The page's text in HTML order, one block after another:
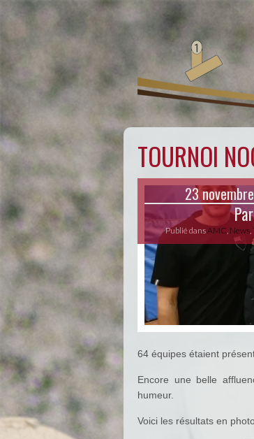
TOURNOI
23
Publié dansAMC, News,
64 équipes étaient
Encore une belle
humeur.
Voici les résultats en